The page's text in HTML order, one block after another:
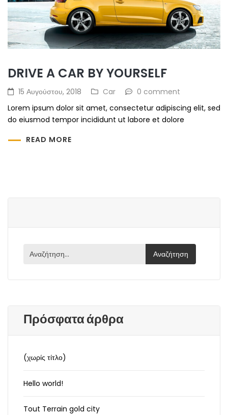
DRIVE A CAR BY YOURSELF
15 Αυγούστου, 2018 Car
0 comment
Lorem ipsum dolor sit amet, consectetur adipiscing elit, sed
do eiusmod tempor incididunt ut labore et dolore
READ MORE
Πρόσφατα άρθρα
(χωρίς τίτλο)
Hello world!
Tout Terrain gold city